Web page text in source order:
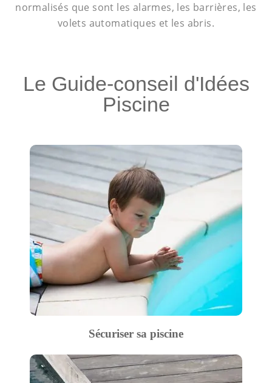
normalisés que sont les alarmes, les barrières, les
volets automatiques et les abris.
Le Guide-conseil d'Idées
Piscine
Sécuriser sa piscine